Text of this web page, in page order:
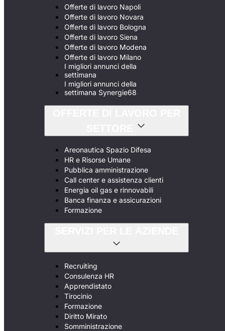
Offerte di lavoro Napoli
Offerte di lavoro Novara
Offerte di lavoro Bologna
Offerte di lavoro Siena
Offerte di lavoro Modena
Offerte di lavoro Milano
I migliori annunci della
settimana
I migliori annunci della
settimana Synergie68
Areonautica Spazio Difesa
HR e Risorse Umane
Pubblica amministrazione
Call center e assistenza clienti
Energia oil gas e rinnovabili
Banca finanza e assicurazioni
Formazione
Recruiting
Consulenza HR
Apprendistato
Tirocinio
Formazione
Diritto Mirato
Somministrazione